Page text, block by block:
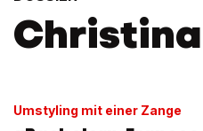
Umstyling mit einer Zange